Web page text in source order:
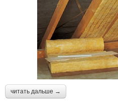
читать дальше →